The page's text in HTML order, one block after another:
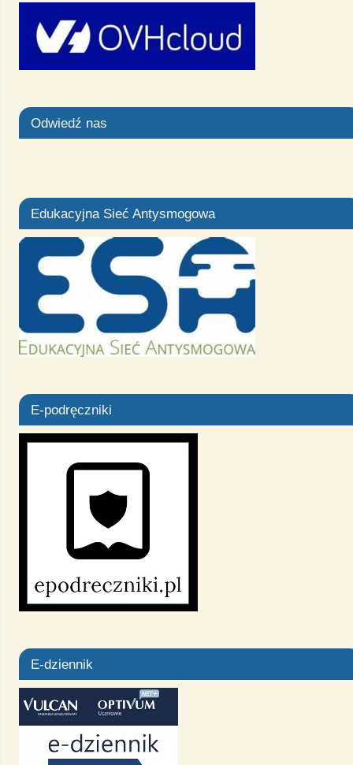
Odwiedź nas
Edukacyjna Sieć Antysmogowa
E-podręczniki
E-dziennik